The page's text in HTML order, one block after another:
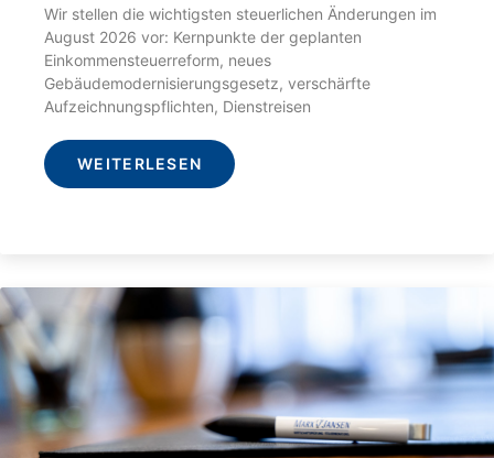
Wir stellen die wichtigsten steuerlichen Änderungen im
August 2026 vor: Kernpunkte der geplanten
Einkommensteuerreform, neues
Gebäudemodernisierungsgesetz, verschärfte
Aufzeichnungspflichten, Dienstreisen
WEITERLESEN